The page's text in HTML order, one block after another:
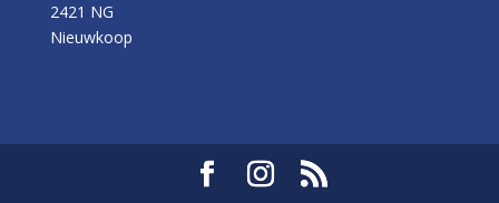
2421 NG
Nieuwkoop